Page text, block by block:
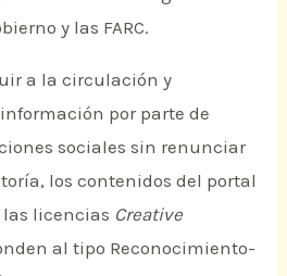
y las FARC.
a la circulación y
por parte de
sociales sin renunciar
los contenidos del portal
licencias Creative
al tipo Reconocimiento-